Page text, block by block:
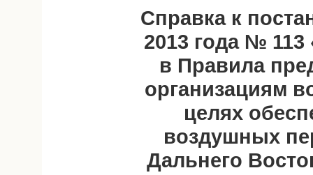
Справка к
2013 года №
в Правила
организациям
целях
воздушных
Дальнего